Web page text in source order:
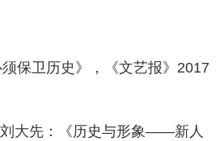
保卫历史》，《文艺报》2017
大先：《历史与形象——新人